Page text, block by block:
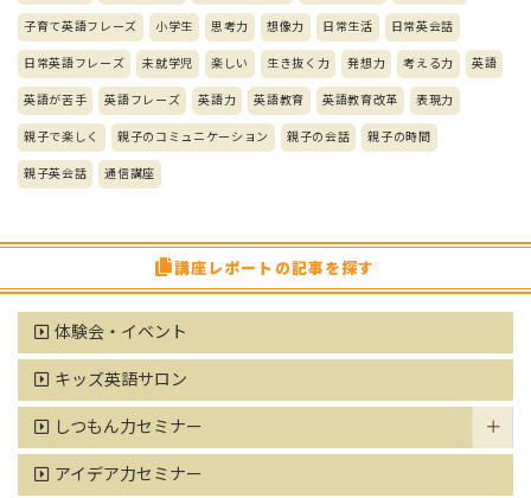
子育て英語フレーズ 小学生 思考力 想像力 日常生活 日常英会話
日常英語フレーズ 未就学児 楽しい 生き抜く力 発想力 考える力 英語
英語が苦手 英語フレーズ 英語力 英語教育 英語教育改革 表現力
親子で楽しく 親子のコミュニケーション 親子の会話 親子の時間
親子英会話 通信講座
講座レポートの記事を探す
体験会・イベント
キッズ英語サロン
しつもん力セミナー
アイデア力セミナー